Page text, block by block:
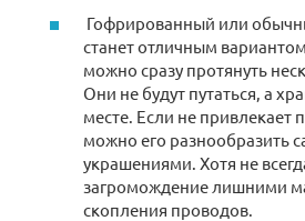
Гофрированный или
станет отличным
можно сразу протянуть
Они не будут путаться, а
месте. Если не привлекает
можно его разнообразить
украшениями. Хотя не
загромождение лишними
скопления проводов.